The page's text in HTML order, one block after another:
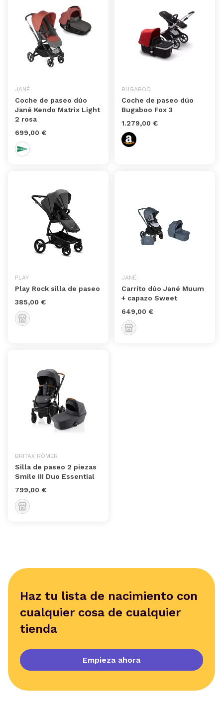
JANÉ
Coche de paseo dúo
Jané Kendo Matrix Light
2 rosa
699,00 €
BUGABOO
Coche de paseo dúo
Bugaboo Fox 3
1.279,00 €
PLAY
Play Rock silla de paseo
385,00 €
JANÉ
Carrito dúo Jané Muum
+ capazo Sweet
649,00 €
BRITAX RÖMER
Silla de paseo 2 piezas
Smile III Duo Essential
799,00 €
Haz tu lista de nacimiento con
cualquier cosa de cualquier
tienda
Empieza ahora